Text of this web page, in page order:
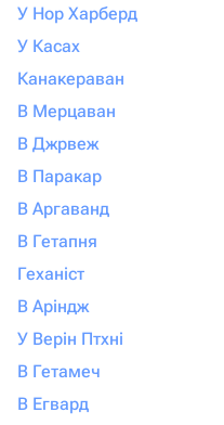
У Нор Харберд
У Касах
Канакераван
В Мерцаван
В Джрвеж
В Паракар
В Аргаванд
В Гетапня
Геханіст
В Аріндж
У Верін Птхні
В Гетамеч
В Егвард